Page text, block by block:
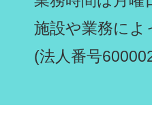
施設や業務に
(法人番号